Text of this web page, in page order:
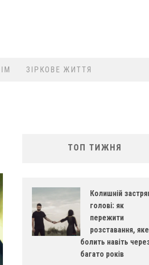
ЗІРКОВЕ ЖИТТЯ
ТОП ТИЖНЯ
Колишній
голові: як
пережити
розставання, яке
болить навіть
багато років